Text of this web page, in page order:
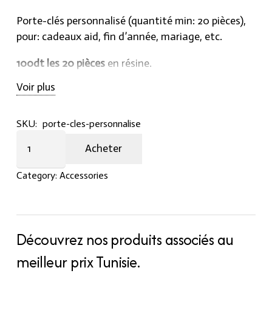
Porte-clés personnalisé (quantité min: 20 pièces),
pour: cadeaux aid, fin d’année, mariage, etc.
100dt les 20 pièces en résine.
Voir plus
SKU: porte-cles-personnalise
clés
personnalisé
quantity
Acheter
Category: Accessories
Découvrez nos produits associés au
meilleur prix Tunisie.